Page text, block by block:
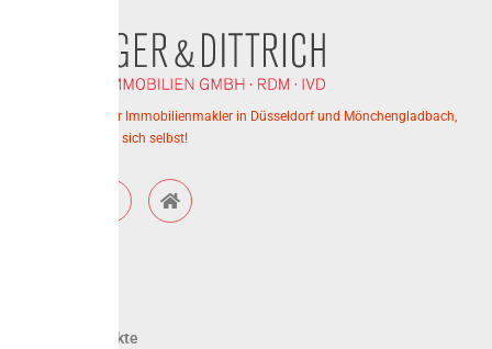
Ihr kompetenter Immobilienmakler in Düsseldorf und Mönchengladbach,
überzeugen Sie sich selbst!
Referenzobjekte